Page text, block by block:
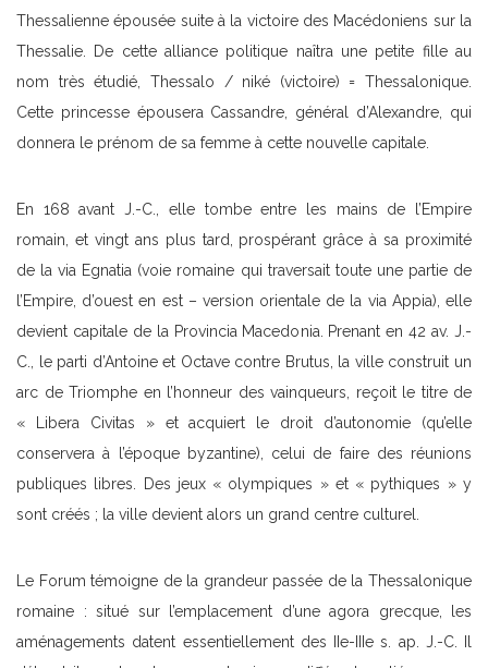
Thessalienne épousée suite à la victoire des Macédoniens sur la
Thessalie. De cette alliance politique naîtra une petite fille au
nom très étudié, Thessalo / niké (victoire) = Thessalonique.
Cette princesse épousera Cassandre, général d’Alexandre, qui
donnera le prénom de sa femme à cette nouvelle capitale.
En 168 avant J.-C., elle tombe entre les mains de l’Empire
romain, et vingt ans plus tard, prospérant grâce à sa proximité
de la via Egnatia (voie romaine qui traversait toute une partie de
l’Empire, d’ouest en est – version orientale de la via Appia), elle
devient capitale de la Provincia Macedonia. Prenant en 42 av. J.-
C., le parti d’Antoine et Octave contre Brutus, la ville construit un
arc de Triomphe en l’honneur des vainqueurs, reçoit le titre de
« Libera Civitas » et acquiert le droit d’autonomie (qu’elle
conservera à l’époque byzantine), celui de faire des réunions
publiques libres. Des jeux « olympiques » et « pythiques » y
sont créés ; la ville devient alors un grand centre culturel.
Le Forum témoigne de la grandeur passée de la Thessalonique
romaine : situé sur l’emplacement d’une agora grecque, les
aménagements datent essentiellement des IIe-IIIe s. ap. J.-C. Il